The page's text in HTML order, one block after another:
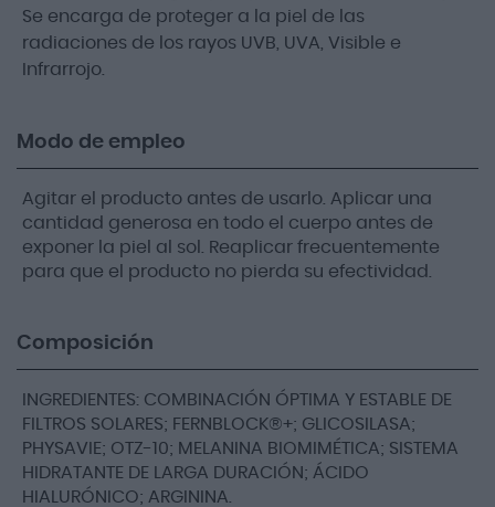
Se encarga de proteger a la piel de las
radiaciones de los rayos UVB, UVA, Visible e
Infrarrojo.
Modo de empleo
Agitar el producto antes de usarlo. Aplicar una
cantidad generosa en todo el cuerpo antes de
exponer la piel al sol. Reaplicar frecuentemente
para que el producto no pierda su efectividad.
Composición
INGREDIENTES: COMBINACIÓN ÓPTIMA Y ESTABLE DE
FILTROS SOLARES; FERNBLOCK®+; GLICOSILASA;
PHYSAVIE; OTZ-10; MELANINA BIOMIMÉTICA; SISTEMA
HIDRATANTE DE LARGA DURACIÓN; ÁCIDO
HIALURÓNICO; ARGININA.